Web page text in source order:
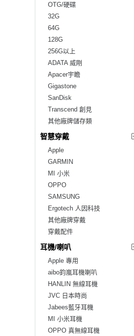
OTG/硬碟
32G
64G
128G
256G以上
ADATA 威剛
Apacer宇瞻
Gigastone
SanDisk
Transcend 創見
其他廠牌儲存類
智慧穿戴
Apple
GARMIN
MI 小米
OPPO
SAMSUNG
Ergotech 人因科技
其他廠牌穿戴
穿戴配件
耳機/喇叭
Apple 專用
aibo鈞嵐耳機喇叭
HANLIN 無線耳機
JVC 日本時尚
Jabees藍牙耳機
MI 小米耳機
OPPO 真無線耳機